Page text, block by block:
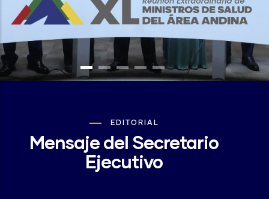
EDITORIAL
Mensaje del Secretario
Ejecutivo